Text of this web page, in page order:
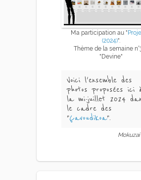
Ma participation au "
(2024)".
Thème de la semaine
"Devine"
Voici l'ensemble des
photos proposées ici
la mi-juillet 2024
le cadre des
"Çavoudikoa".